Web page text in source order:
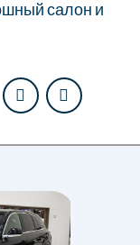
салон и